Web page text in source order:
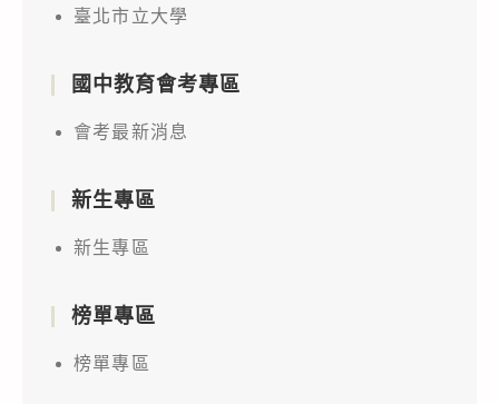
臺北市立大學
國中教育會考專區
會考最新消息
新生專區
新生專區
榜單專區
榜單專區